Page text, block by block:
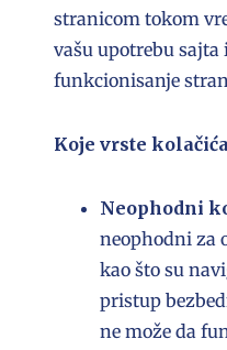
stranicom tokom
vašu upotrebu
funkcionisanje
Koje vrste
Neophodni
neophodni za
kao što su
pristup
ne može da